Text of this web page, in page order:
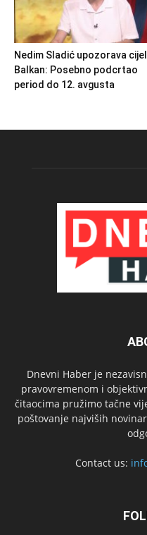
Nedim Sladić upozorava
Balkan: Posebno podcrtao
period do 12. avgusta
Dnevni Haber je
pravovremenom i
čitaocima pružimo tačne
poštovanje najviših
Contact us: